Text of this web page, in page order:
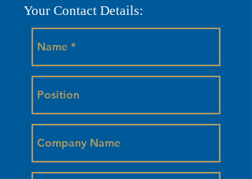
Your Contact Details: